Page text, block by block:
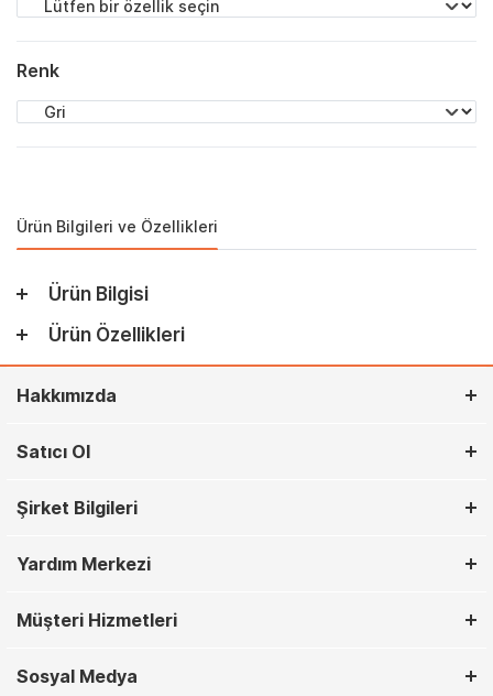
Renk
Ürün Bilgileri ve Özellikleri
Ürün Bilgisi
Ürün Özellikleri
Hakkımızda
Satıcı Ol
Şirket Bilgileri
Yardım Merkezi
Müşteri Hizmetleri
Sosyal Medya